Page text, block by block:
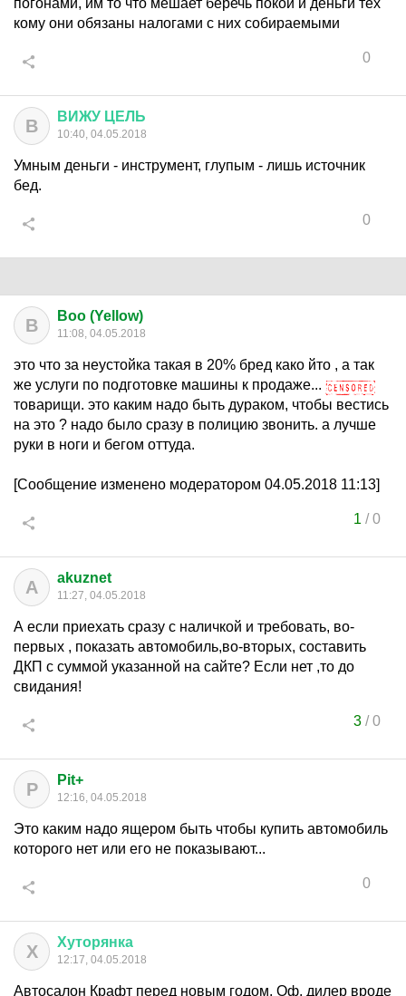
погонами, им то что мешает беречь покой и деньги тех
кому они обязаны налогами с них собираемыми
0
В ВИЖУ ЦЕЛЬ
10:40, 04.05.2018
Умным деньги - инструмент, глупым - лишь источник
бед.
0
B Boo (Yellow)
11:08, 04.05.2018
это что за неустойка такая в 20% бред како йто , а так
же услуги по подготовке машины к продаже...
товарищи. это каким надо быть дураком, чтобы вестись
на это ? надо было сразу в полицию звонить. а лучше
руки в ноги и бегом оттуда.
[Сообщение изменено модератором 04.05.2018 11:13]
1 /0
A akuznet
11:27, 04.05.2018
А если приехать сразу с наличкой и требовать, во-
первых , показать автомобиль,во-вторых, составить
ДКП с суммой указанной на сайте? Если нет ,то до
свидания!
3/0
P Pit+
12:16, 04.05.2018
Это каким надо ящером быть чтобы купить автомобиль
которого нет или его не показывают...
0
Х Хуторянка
12:17, 04.05.2018
Автосалон Крафт перед новым годом. Оф. дилер вроде